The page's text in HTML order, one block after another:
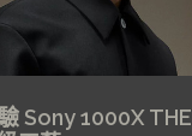
Sony 1000X THE